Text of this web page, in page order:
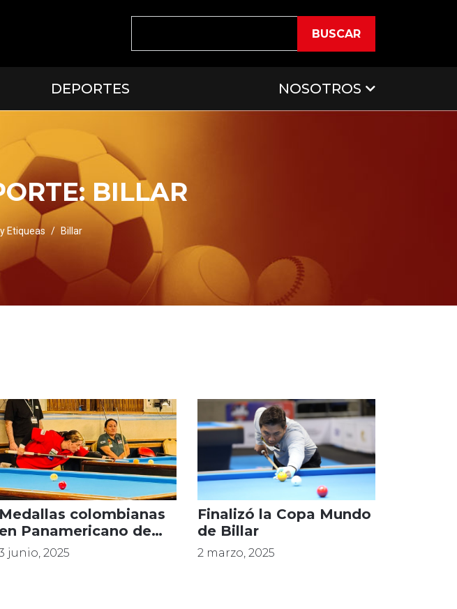
BUSCAR
DEPORTES NOSOTROS
BILLAR
Etiqueas Billar
Medallas colombianas
en Panamericano de
junio, 2025
Finalizó la Copa Mundo
de Billar
2 marzo, 2025